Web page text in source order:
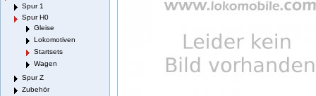
Spur 1
Spur H0
Gleise
Lokomotiven
Startsets
Wagen
Spur Z
Zubehör